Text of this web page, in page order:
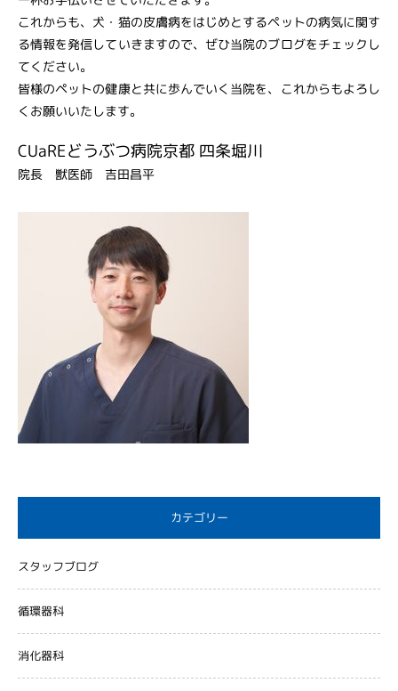
これからも、犬・猫の皮膚病をはじめとするペットの病気に関す
る情報を発信していきますので、ぜひ当院のブログをチェックし
てください。
皆様のペットの健康と共に歩んでいく当院を、これからもよろし
くお願いいたします。
CUaREどうぶつ病院京都 四条堀川
院長 獣医師 吉田昌平
カテゴリー
スタッフブログ
循環器科
消化器科